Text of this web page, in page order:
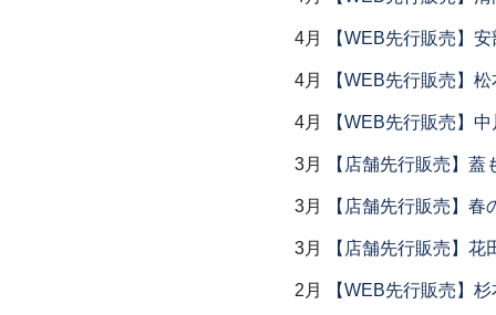
4月 【WEB先行販売】
4月 【WEB先行販売】
4月 【WEB先行販売】
3月 【店舗先行販売】蓋
3月 【店舗先行販売】春
3月 【店舗先行販売】
2月 【WEB先行販売】